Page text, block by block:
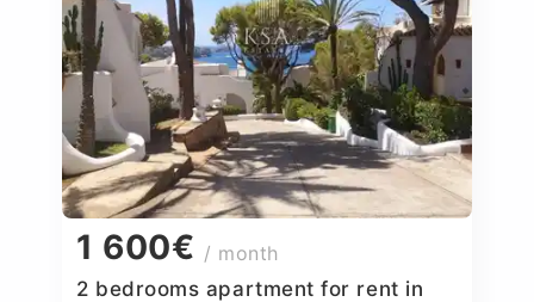
1 600€ / month
2 bedrooms apartment for rent in